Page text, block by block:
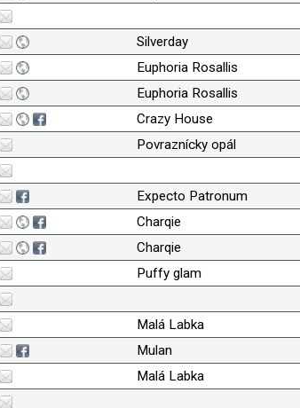
Silverday
Euphoria Rosallis
Euphoria Rosallis
Crazy House
Povraznícky opál
Expecto Patronum
Charqie
Charqie
Puffy glam
Malá Labka
Mulan
Malá Labka